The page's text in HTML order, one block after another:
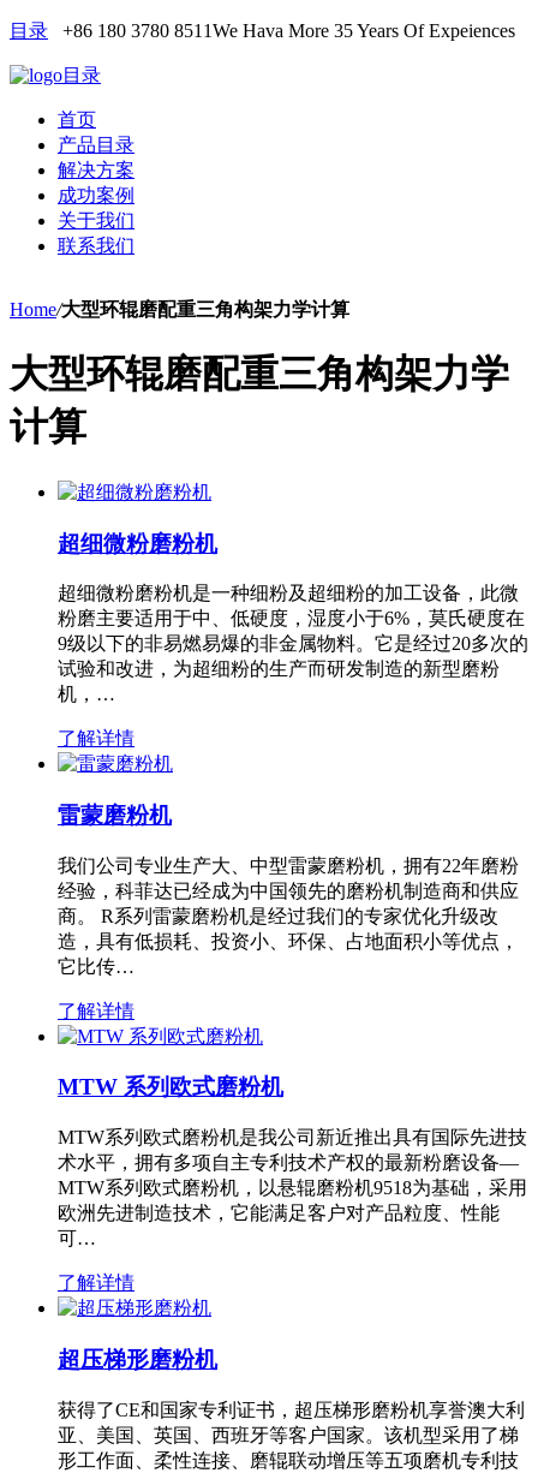
目录 +86 180 3780 8511We Hava More 35 Years Of Expeiences
目录
首页
产品目录
解决方案
成功案例
关于我们
联系我们
Home/大型环辊磨配重三角构架力学计算
大型环辊磨配重三角构架力学
计算
超细微粉磨粉机
超细微粉磨粉机是一种细粉及超细粉的加工设备，此微
粉磨主要适用于中、低硬度，湿度小于6%，莫氏硬度在
9级以下的非易燃易爆的非金属物料。它是经过20多次的
试验和改进，为超细粉的生产而研发制造的新型磨粉
机，…
了解详情
雷蒙磨粉机
我们公司专业生产大、中型雷蒙磨粉机，拥有22年磨粉
经验，科菲达已经成为中国领先的磨粉机制造商和供应
商。 R系列雷蒙磨粉机是经过我们的专家优化升级改
造，具有低损耗、投资小、环保、占地面积小等优点，
它比传…
了解详情
MTW 系列欧式磨粉机
MTW系列欧式磨粉机是我公司新近推出具有国际先进技
术水平，拥有多项自主专利技术产权的最新粉磨设备—
MTW系列欧式磨粉机，以悬辊磨粉机9518为基础，采用
欧洲先进制造技术，它能满足客户对产品粒度、性能
可…
了解详情
超压梯形磨粉机
获得了CE和国家专利证书，超压梯形磨粉机享誉澳大利
亚、美国、英国、西班牙等客户国家。该机型采用了梯
形工作面、柔性连接、磨辊联动增压等五项磨机专利技